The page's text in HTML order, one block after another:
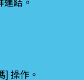
操作。